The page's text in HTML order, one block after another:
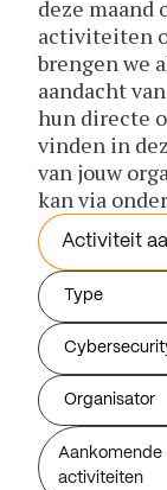
deze maand
activiteiten
brengen we
aandacht
hun directe
vinden in
van jouw
kan via
Activiteit
Type
Organisator
Aankomende
activiteiten